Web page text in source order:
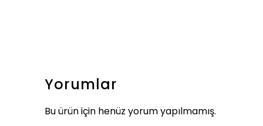
Yorumlar
Bu ürün için henüz yorum yapılmamış.